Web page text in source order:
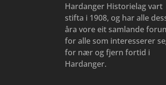
Hardanger Historielag vart
stifta i 1908, og har alle
åra vore eit samlande
for alle som interesserer
for nær og fjern fortid i
Hardanger.